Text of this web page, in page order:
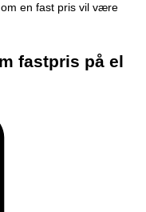
en fast pris vil være
fastpris på el